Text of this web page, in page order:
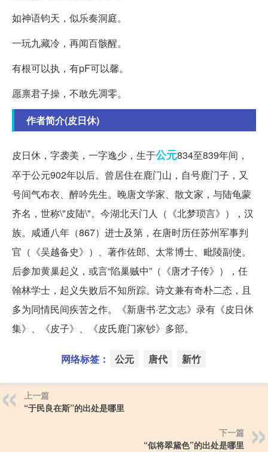
如神语钧天，似乐奏洞庭。
一玩九藏冷，再闻百骸醒。
有根可以执，有pF可以馨。
愿禀君子操，不敢先凋零。
作者简介(皮日休)
皮日休，字袭美，一字逸少，生于公元834至839年间，
卒于公元902年以后。曾居住在鹿门山，自号鹿门子，又
号间气布衣、醉吟先生。晚唐文学家、散文家，与陆龟蒙
齐名，世称\"皮陆\"。今湖北天门人（《北梦琐言》），汉
族。咸通八年（867）进士及第，在唐时历任苏州军事判
官（《吴越备史》）、著作佐郎、太常博士、毗陵副使。
后参加黄巢起义，或言“陷巢贼中”（《唐才子传》），任
翰林学士，起义失败后不知所踪。诗文兼有奇朴二态，且
多为同情民间疾苦之作。《新唐书·艺文志》录有《皮日休
集》、《皮子》、《皮氏鹿门家钞》多部。
网络标签： 公元 唐代 新竹
上一篇
“于民良在斯”的出处是哪里
下一篇
“似将翠黛色”的出处是哪里